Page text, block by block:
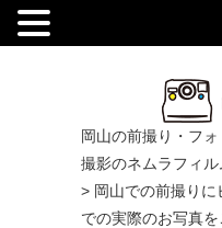
岡山の前撮り・フ
撮影のネムラフィル
> 岡山での前撮り
での実際のお写真を